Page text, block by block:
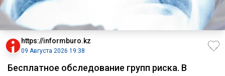
https://informburo.kz
09 Августа 2026 19:38
Бесплатное обследование групп риска. В